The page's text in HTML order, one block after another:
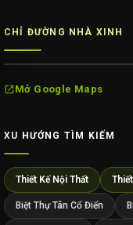
CHỈ ĐƯỜNG NHÀ XINH
Mở Google Maps
XU HƯỚNG TÌM KIẾM
Thiết Kế Nội Thất
Biệt Thự Tân Cổ Điển